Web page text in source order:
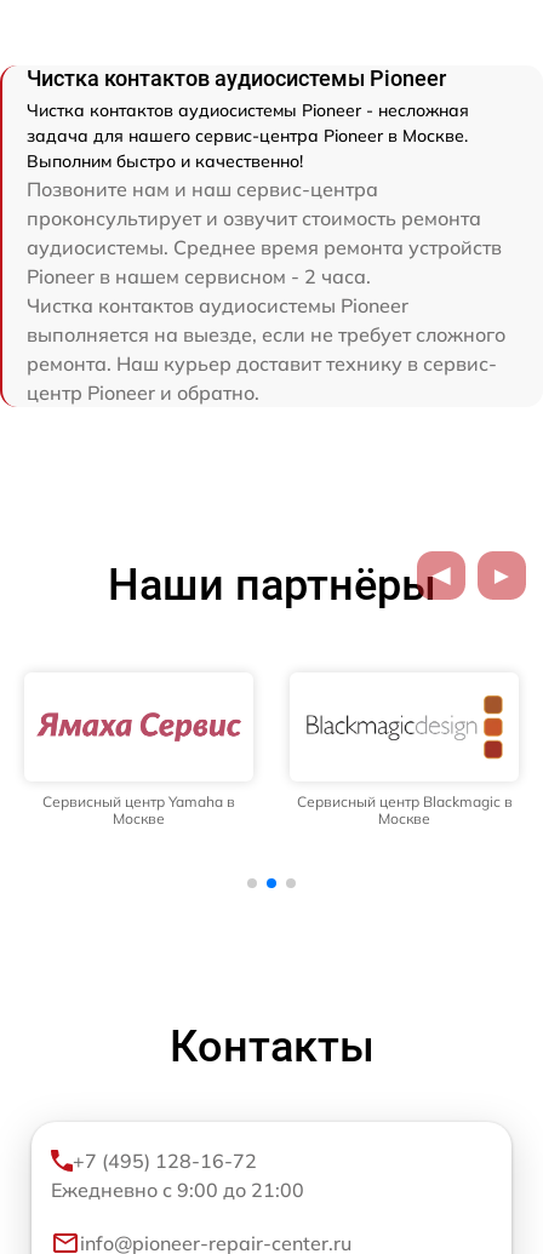
Чистка контактов аудиосистемы Pioneer
Чистка контактов аудиосистемы Pioneer - несложная
задача для нашего сервис-центра Pioneer в Москве.
Выполним быстро и качественно!
Позвоните нам и наш сервис-центра
проконсультирует и озвучит стоимость ремонта
аудиосистемы. Среднее время ремонта устройств
Pioneer в нашем сервисном - 2 часа.
Чистка контактов аудиосистемы Pioneer
выполняется на выезде, если не требует сложного
ремонта. Наш курьер доставит технику в сервис-
центр Pioneer и обратно.
Наши партнёры
Сервисный центр Yamaha в
Москве
Сервисный центр Blackmagic в
Москве
Контакты
+7 (495) 128-16-72
Ежедневно с 9:00 до 21:00
info@pioneer-repair-center.ru